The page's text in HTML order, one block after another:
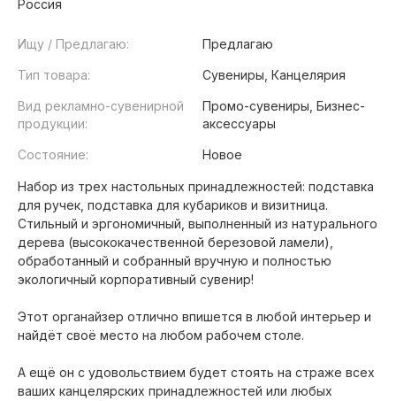
Россия
Ищу / Предлагаю: Предлагаю
Тип товара: Сувениры, Канцелярия
Вид рекламно-сувенирной
продукции:
Промо-сувениры, Бизнес-
аксессуары
Состояние: Новое
Набор из трех настольных принадлежностей: подставка
для ручек, подставка для кубариков и визитница.
Стильный и эргономичный, выполненный из натурального
дерева (высококачественной березовой ламели),
обработанный и собранный вручную и полностью
экологичный корпоративный сувенир!
Этот органайзер отлично впишется в любой интерьер и
найдёт своё место на любом рабочем столе.
А ещё он с удовольствием будет стоять на страже всех
ваших канцелярских принадлежностей или любых